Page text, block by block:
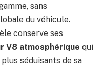
sans
du véhicule.
conserve ses
V8 atmosphérique qui
séduisants de sa